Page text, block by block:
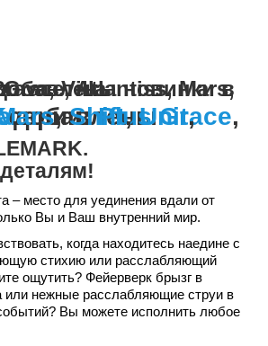
Atlantiss, Mars, Shift, Unit, Brava, Villa
в серии:Plus Grace,
,Shift,Unit,
.
– место для уединения вдали от
Вы и Ваш внутренний мир.
когда находитесь наедине с
стихию или расслабляющий
ощутить? Фейерверк брызг в
или нежные расслабляющие струи в
Вы можете исполнить любое